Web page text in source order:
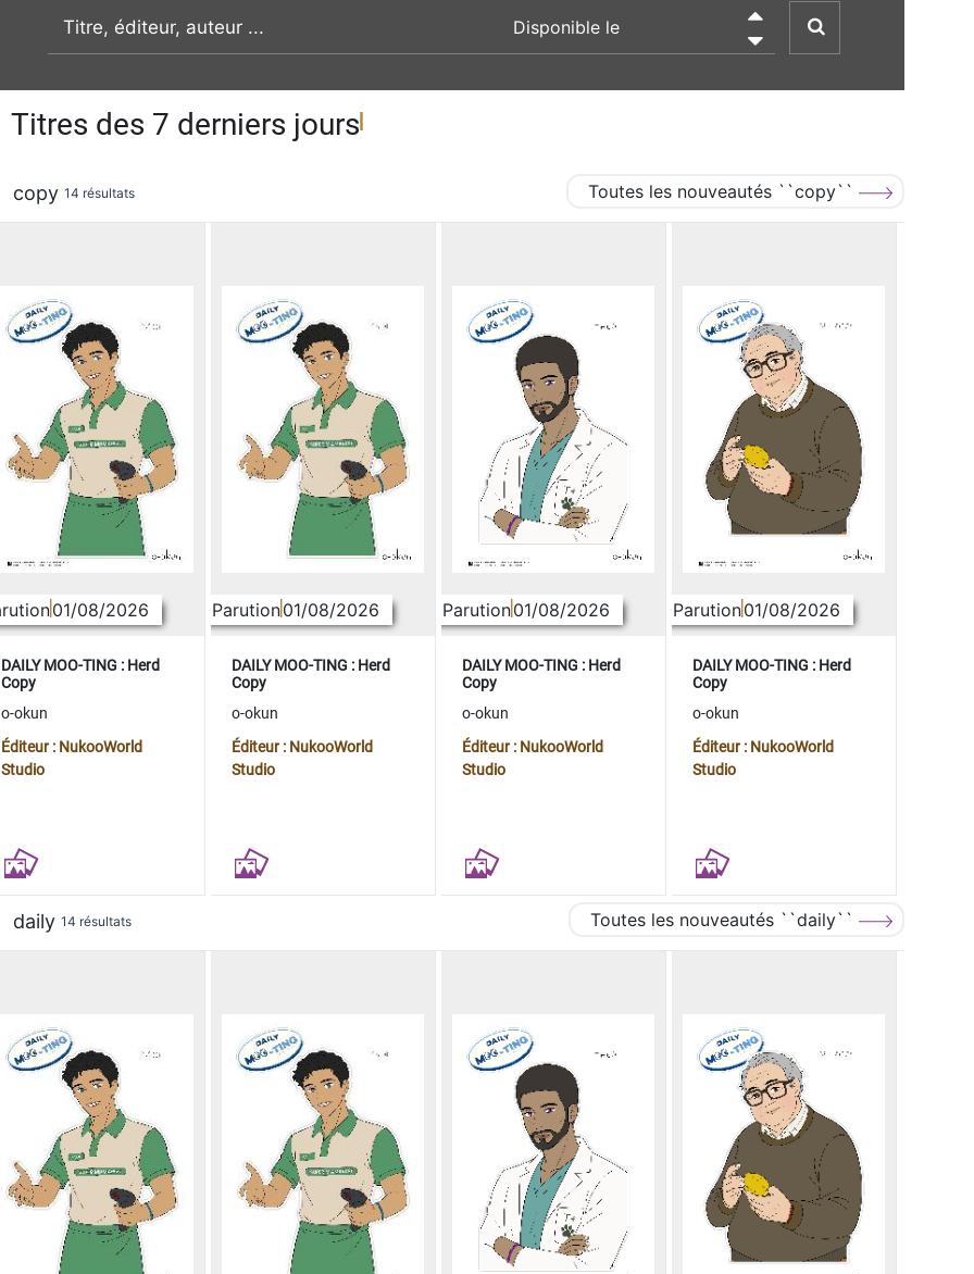
recherche par mot clé

Titres des 7 derniers jours
copy 14 résultats Toutes les nouveautés ``copy``
01/08/2026
DAILY MOO-TING : Herd
Copy
o-okun
Éditeur : NukooWorld
Studio
Parution01/08/2026
DAILY MOO-TING : Herd
Copy
o-okun
Éditeur : NukooWorld
Studio
Parution01/08/2026
DAILY MOO-TING : Herd
Copy
o-okun
Éditeur : NukooWorld
Studio
Parution01/08/2026
DAILY MOO-TING : Herd
Copy
o-okun
Éditeur : NukooWorld
Studio
daily 14 résultats Toutes les nouveautés ``daily``